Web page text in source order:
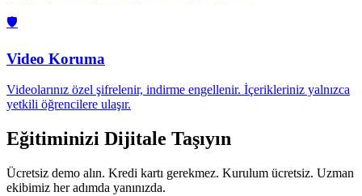
🛡️
Video Koruma
Videolarınız özel şifrelenir, indirme engellenir. İçerikleriniz yalnızca
yetkili öğrencilere ulaşır.
Eğitiminizi Dijitale Taşıyın
Ücretsiz demo alın. Kredi kartı gerekmez. Kurulum ücretsiz. Uzman
ekibimiz her adımda yanınızda.